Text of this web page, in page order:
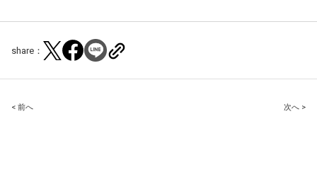
share：
Post
< 前へ 次へ >